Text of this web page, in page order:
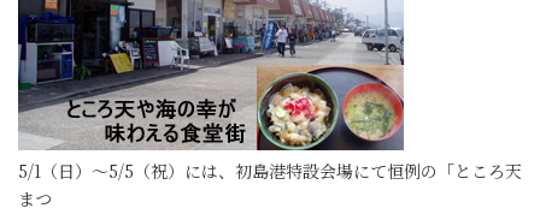
5/1（日）～5/5（祝）には、初島港特設会場にて恒例の「ところ天
まつ